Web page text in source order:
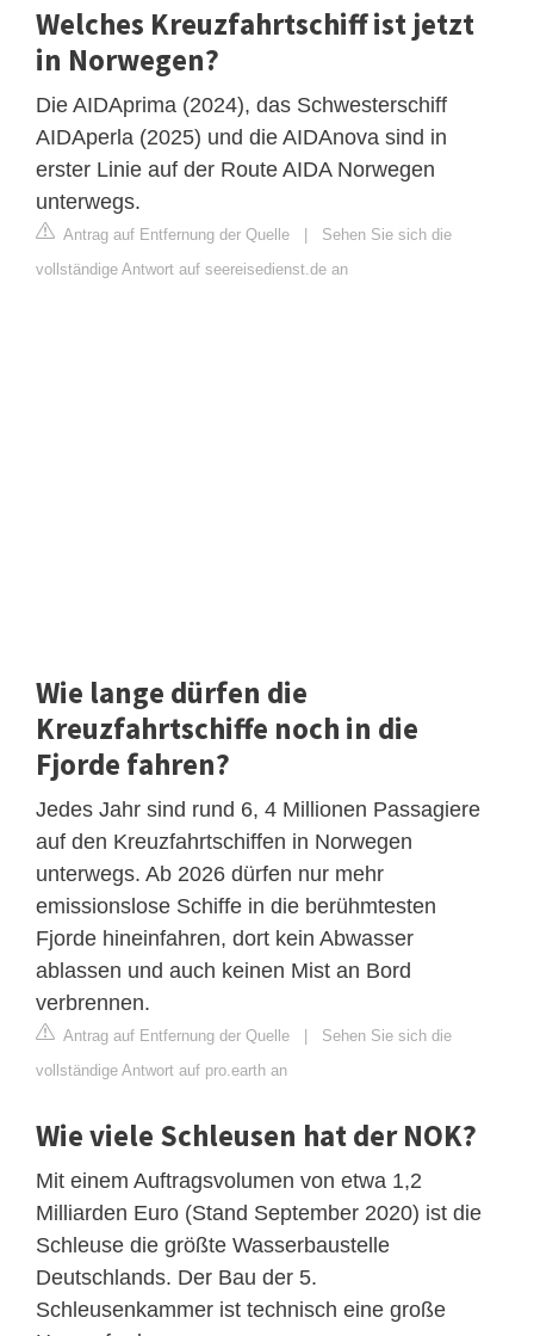
Welches Kreuzfahrtschiff ist jetzt
in Norwegen?
Die AIDAprima (2024), das Schwesterschiff
AIDAperla (2025) und die AIDAnova sind in
erster Linie auf der Route AIDA Norwegen
unterwegs.
Antrag auf Entfernung der Quelle | Sehen Sie sich die
vollständige Antwort auf seereisedienst.de an
Wie lange dürfen die
Kreuzfahrtschiffe noch in die
Fjorde fahren?
Jedes Jahr sind rund 6, 4 Millionen Passagiere
auf den Kreuzfahrtschiffen in Norwegen
unterwegs. Ab 2026 dürfen nur mehr
emissionslose Schiffe in die berühmtesten
Fjorde hineinfahren, dort kein Abwasser
ablassen und auch keinen Mist an Bord
verbrennen.
Antrag auf Entfernung der Quelle | Sehen Sie sich die
vollständige Antwort auf pro.earth an
Wie viele Schleusen hat der NOK?
Mit einem Auftragsvolumen von etwa 1,2
Milliarden Euro (Stand September 2020) ist die
Schleuse die größte Wasserbaustelle
Deutschlands. Der Bau der 5.
Schleusenkammer ist technisch eine große